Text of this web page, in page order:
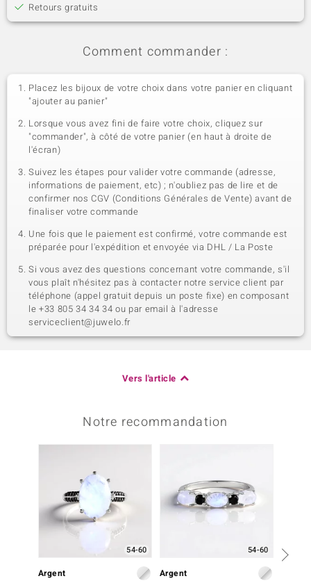
Retours gratuits
Comment commander :
Placez les bijoux de votre choix dans votre panier en cliquant
"ajouter au panier"
Lorsque vous avez fini de faire votre choix, cliquez sur
"commander", à côté de votre panier (en haut à droite de
l'écran)
Suivez les étapes pour valider votre commande (adresse,
informations de paiement, etc) ; n'oubliez pas de lire et de
confirmer nos CGV (Conditions Générales de Vente) avant de
finaliser votre commande
Une fois que le paiement est confirmé, votre commande est
préparée pour l'expédition et envoyée via DHL / La Poste
Si vous avez des questions concernant votre commande, s'il
vous plaît n'hésitez pas à contacter notre service client par
téléphone (appel gratuit depuis un poste fixe) en composant
le +33 805 34 34 34 ou par email à l'adresse
serviceclient@juwelo.fr
Vers l'article
Notre recommandation
54-60
Argent
54-60
Argent